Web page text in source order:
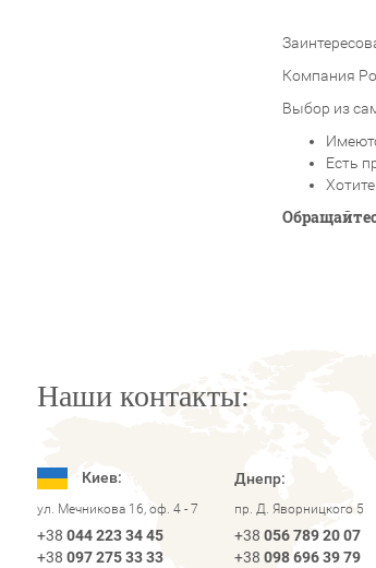
Компания
Выбор из
Есть
Наши контакты:
Киев:
ул. Мечникова 16, оф. 4 - 7
+38 044 223 34 45
+38 097 275 33 33
Днепр:
пр. Д. Яворницкого 5
+38 056 789 20 07
+38 098 696 39 79